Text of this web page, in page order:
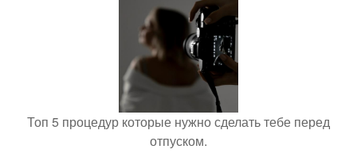
Топ 5 процедур которые нужно сделать тебе перед
отпуском.